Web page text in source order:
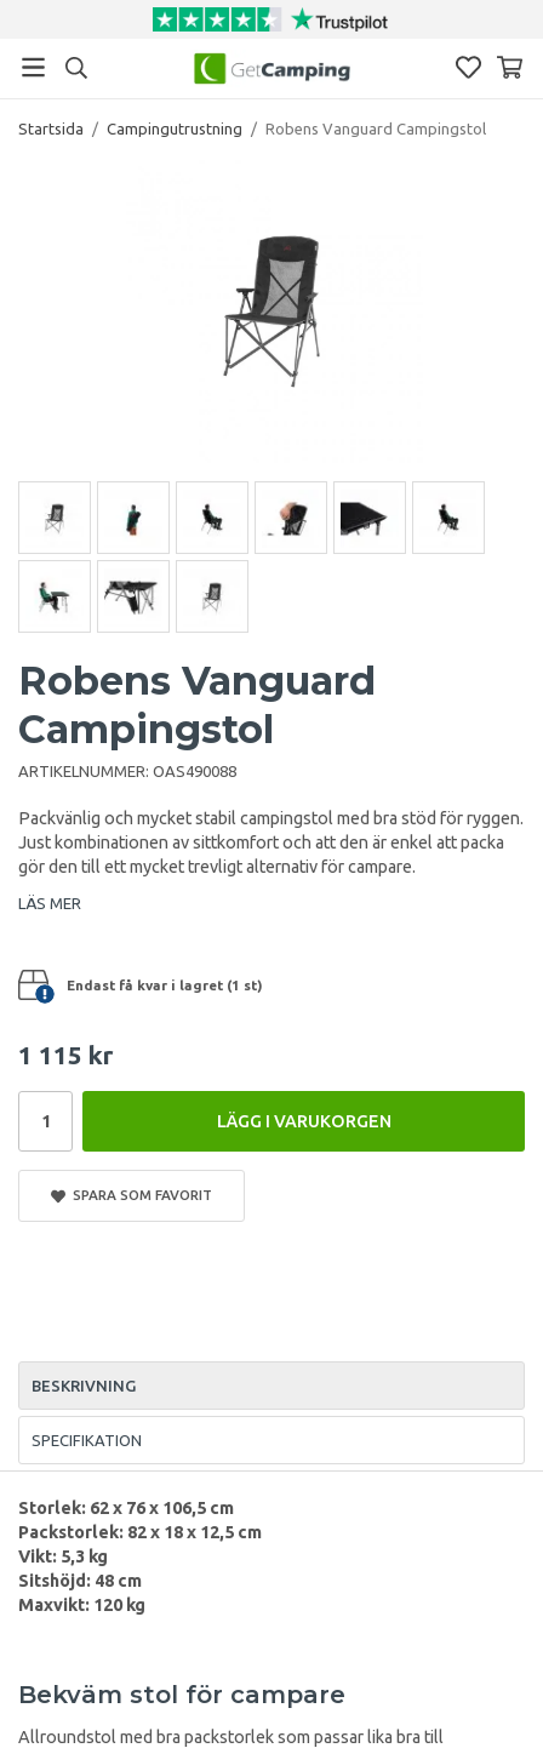
Startsida / Campingutrustning / Robens Vanguard Campingstol
Robens Vanguard
Campingstol
ARTIKELNUMMER: OAS490088
Packvänlig och mycket stabil campingstol med bra stöd för ryggen.
Just kombinationen av sittkomfort och att den är enkel att packa
gör den till ett mycket trevligt alternativ för campare.
LÄS MER
Endast få kvar i lagret (1 st)
1 115 kr
LÄGG I VARUKORGEN
SPARA SOM FAVORIT
BESKRIVNING
SPECIFIKATION
Storlek: 62 x 76 x 106,5 cm
Packstorlek: 82 x 18 x 12,5 cm
Vikt: 5,3 kg
Sitshöjd: 48 cm
Maxvikt: 120 kg
Bekväm stol för campare
Allroundstol med bra packstorlek som passar lika bra till